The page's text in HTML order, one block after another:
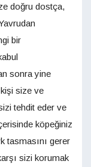
doğru dostça,
bir
sonra yine
size ve
tehdit eder ve
köpeğiniz
tasmasını gerer
sizi korumak